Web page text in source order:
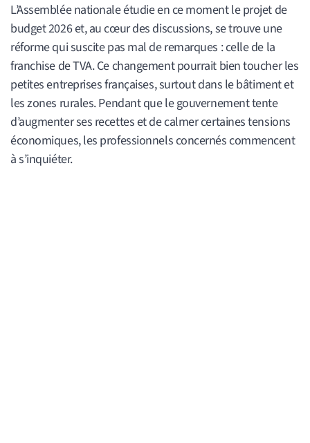
L’Assemblée nationale étudie en ce moment le projet de
budget 2026 et, au cœur des discussions, se trouve une
réforme qui suscite pas mal de remarques : celle de la
franchise de TVA. Ce changement pourrait bien toucher les
petites entreprises françaises, surtout dans le bâtiment et
les zones rurales. Pendant que le gouvernement tente
d’augmenter ses recettes et de calmer certaines tensions
économiques, les professionnels concernés commencent
à s’inquiéter.